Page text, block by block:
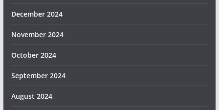
December 2024
November 2024
October 2024
September 2024
August 2024